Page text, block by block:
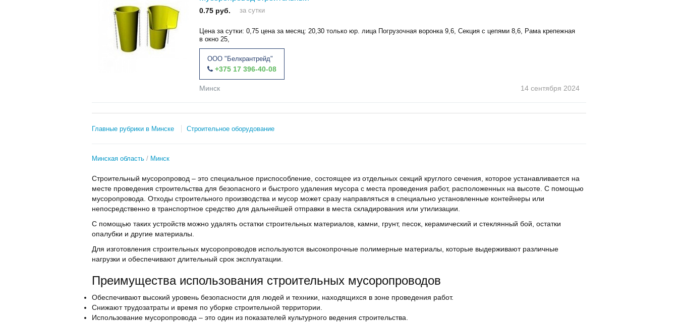
0.75 руб. за сутки
Цена за сутки: 0,75 цена за месяц: 20,30 только юр. лица Погрузочная воронка 9,6, Секция с цепями 8,6, Рама крепежная
в окно 25,
ООО "Белкрантрейд"
+375 17 396-40-08
Минск 14 сентября 2024
Главные рубрики в Минске Строительное оборудование
Минская область Минск
Строительный мусоропровод – это специальное приспособление, состоящее из отдельных секций круглого сечения, которое устанавливается на
месте проведения строительства для безопасного и быстрого удаления мусора с места проведения работ, расположенных на высоте. С помощью
мусоропровода. Отходы строительного производства и мусор может сразу направляться в специально установленные контейнеры или
непосредственно в транспортное средство для дальнейшей отправки в места складирования или утилизации.
С помощью таких устройств можно удалять остатки строительных материалов, камни, грунт, песок, керамический и стеклянный бой, остатки
опалубки и другие материалы.
Для изготовления строительных мусоропроводов используются высокопрочные полимерные материалы, которые выдерживают различные
нагрузки и обеспечивают длительный срок эксплуатации.
Преимущества использования строительных мусоропроводов
Обеспечивают высокий уровень безопасности для людей и техники, находящихся в зоне проведения работ.
Снижают трудозатраты и время по уборке строительной территории.
Использование мусоропровода – это один из показателей культурного ведения строительства.